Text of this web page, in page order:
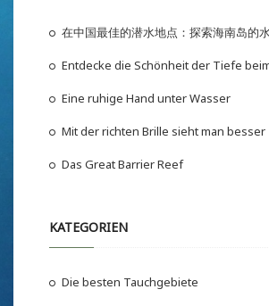
在中国最佳的潜水地点：探索海南岛的
Entdecke die Schönheit der Tiefe
Eine ruhige Hand unter Wasser
Mit der richten Brille sieht man besser
Das Great Barrier Reef
KATEGORIEN
Die besten Tauchgebiete